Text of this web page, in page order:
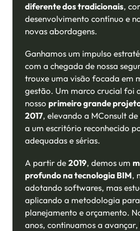
diferente dos tradicionais,
desenvolvimento contínuo e
novas abordagens.
Ganhamos um impulso
com a chegada de nossa
trouxe uma visão focada em
gestão. Um marco crucial foi
nosso primeiro grande
2017, elevando a MConsult
a um escritório reconhecido
adequadas e sérias.
A partir de2019, demos um
profundo na tecnologia BIM,
adotando softwares, mas
aplicando a metodologia
planejamento e orçamento.
anos, continuamos a avançar,